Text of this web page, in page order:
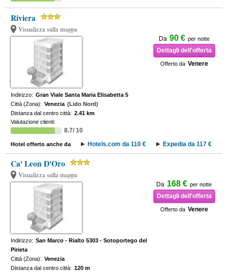
Riviera
Visualizza sulla mappa
Da 90 € per notte
Dettagli dell'offerta
Offerto da Venere
Indirizzo: Gran Viale Santa Maria Elisabetta 5
Città (Zona): Venezia (Lido Nord)
Distanza dal centro città: 2.41 km
Valutazione clienti:
8.7/ 10
Hotel offerto anche da Hotels.com da 110 € Expedia da 117 €
Ca' Leon D'Oro
Visualizza sulla mappa
Da 168 € per notte
Dettagli dell'offerta
Offerto da Venere
Indirizzo: San Marco - Rialto 5303 - Sotoportego del
Pirieta
Città (Zona): Venezia
Distanza dal centro città: 120 m